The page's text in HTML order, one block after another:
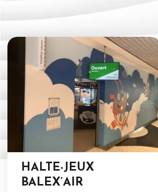
HALTE-JEUX
BALEX’AIR